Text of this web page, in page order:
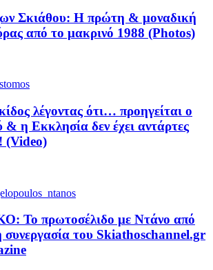
Σκιάθου: Η πρώτη & μοναδική
από το μακρινό 1988 (Photos)
λέγοντας ότι… προηγείται ο
η Εκκλησία δεν έχει αντάρτες
(Video)
Το πρωτοσέλιδο με Ντάνο από
συνεργασία του Skiathoschannel.gr